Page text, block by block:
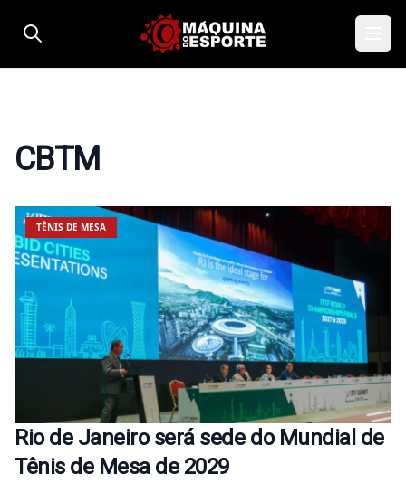
CBTM
TÊNIS DE MESA
Rio de Janeiro será sede do Mundial de
Tênis de Mesa de 2029